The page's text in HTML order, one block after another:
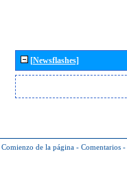
[Newsflashes]
Comienzo de la página - Comentarios -